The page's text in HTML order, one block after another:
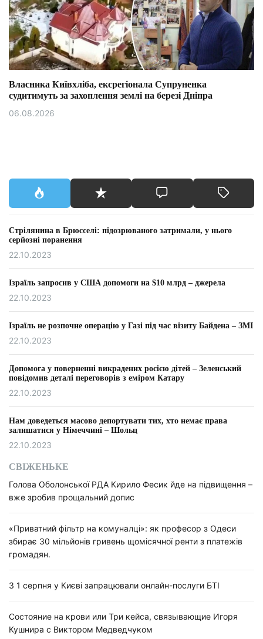
Власника Київхліба, ексрегіонала Супруненка
судитимуть за захоплення землі на березі Дніпра
06.08.2026
Стрілянина в Брюсселі: підозрюваного затримали, у нього
серйозні поранення
22.10.2023
Ізраїль запросив у США допомоги на $10 млрд – джерела
22.10.2023
Ізраїль не розпочне операцію у Газі під час візиту Байдена – ЗМІ
22.10.2023
Допомога у поверненні викрадених росією дітей – Зеленський
повідомив деталі переговорів з еміром Катару
22.10.2023
Нам доведеться масово депортувати тих, хто немає права
залишатися у Німеччині – Шольц
22.10.2023
СВІЖЕНЬКЕ
Голова Оболонської РДА Кирило Фесик йде на підвищення –
вже зробив прощальний допис
«Приватний фільтр на комуналці»: як професор з Одеси
збирає 30 мільйонів гривень щомісячної ренти з платежів
громадян.
З 1 серпня у Києві запрацювали онлайн-послуги БТІ
Состояние на крови или Три кейса, связывающие Игоря
Кушнира с Виктором Медведчуком